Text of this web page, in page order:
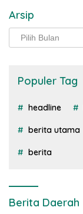
Arsip
Arsip
Populer Tag
headline
berita utama
berita
Berita Daerah